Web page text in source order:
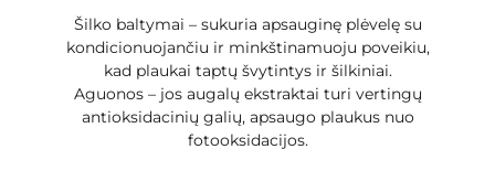
Šilko baltymai – sukuria apsauginę plėvelę su
kondicionuojančiu ir minkštinamuoju poveikiu,
kad plaukai taptų švytintys ir šilkiniai.
Aguonos – jos augalų ekstraktai turi vertingų
antioksidacinių galių, apsaugo plaukus nuo
fotooksidacijos.